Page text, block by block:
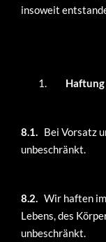
insoweit
Haftung
8.1. Bei Vorsatz
unbeschränkt.
8.2. Wir haften
Lebens, des
unbeschränkt.